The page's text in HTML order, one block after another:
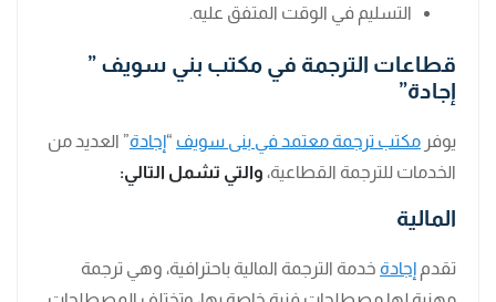
التسليم في الوقت المتفق عليه.
قطاعات الترجمة في مكتب بني سويف ”
إجادة”
يوفر مكتب ترجمة معتمد في بنى سويف “إجادة” العديد من
الخدمات للترجمة القطاعية، والتي تشمل التالي:
المالية
تقدم إجادة خدمة الترجمة المالية باحترافية، وهي ترجمة